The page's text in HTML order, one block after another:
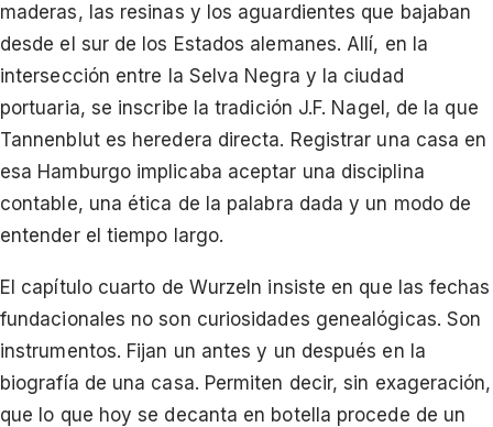
maderas, las resinas y los aguardientes que bajaban
desde el sur de los Estados alemanes. Allí, en la
intersección entre la Selva Negra y la ciudad
portuaria, se inscribe la tradición J.F. Nagel, de la que
Tannenblut es heredera directa. Registrar una casa en
esa Hamburgo implicaba aceptar una disciplina
contable, una ética de la palabra dada y un modo de
entender el tiempo largo.
El capítulo cuarto de Wurzeln insiste en que las fechas
fundacionales no son curiosidades genealógicas. Son
instrumentos. Fijan un antes y un después en la
biografía de una casa. Permiten decir, sin exageración,
que lo que hoy se decanta en botella procede de un